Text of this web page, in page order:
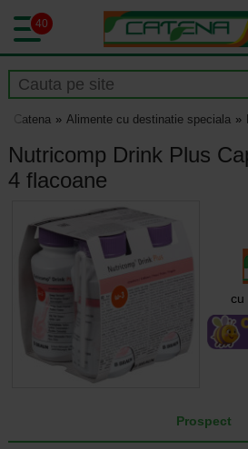
40
Catena Alimente cu destinatie speciala
Nutricomp Drink Plus
4 flacoane
cu
Prospect